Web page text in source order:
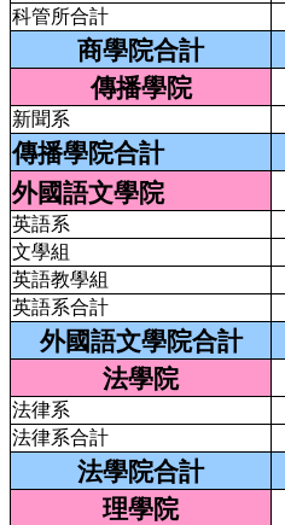
科管所合計
商學院合計
傳播學院
新聞系
傳播學院合計
外國語文學院
英語系
文學組
英語教學組
英語系合計
外國語文學院合計
法學院
法律系
法律系合計
法學院合計
理學院